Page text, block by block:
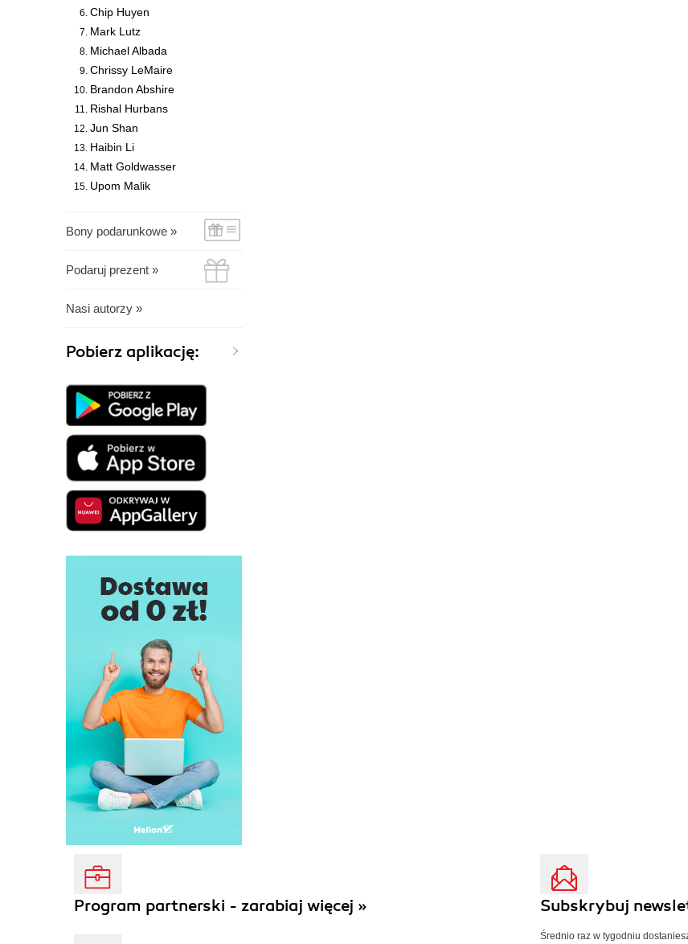
Chip Huyen
Mark Lutz
Michael Albada
Chrissy LeMaire
Brandon Abshire
Rishal Hurbans
Jun Shan
Haibin Li
Matt Goldwasser
Upom Malik
Bony podarunkowe »
Podaruj prezent »
Nasi autorzy »
Pobierz aplikację:
Program partnerski - zarabiaj więcej » Subskrybuj
Średnio raz w tygodniu